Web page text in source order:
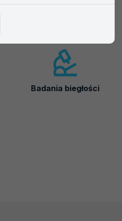
Badania biegłości